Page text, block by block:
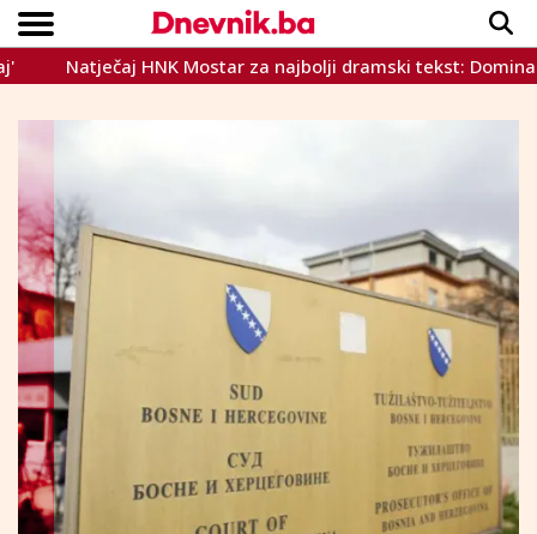
VIJESTI
SPORT
INTERVIEW
TEME
CRNA KRONIKA
LIFESTYLE
Copyright © Dnevnik.ba 2023.
Natječaj HNK Mostar za najbolji dramski tekst: Dominacija